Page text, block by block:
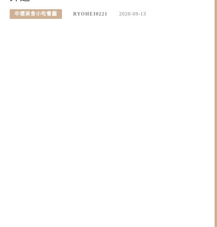
中壢美食小吃餐廳 RYOHEI0221 2020-09-13